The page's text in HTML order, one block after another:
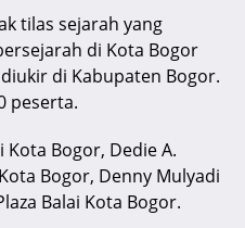
tilas sejarah yang
di Kota Bogor
di Kabupaten Bogor.
peserta.
Bogor, Dedie A.
Bogor, Denny Mulyadi
Balai Kota Bogor.